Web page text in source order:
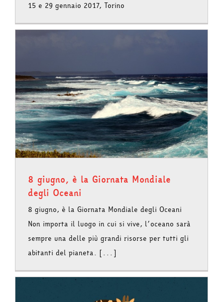
15 e 29 gennaio 2017, Torino
8 giugno, è la Giornata Mondiale
degli Oceani
8 giugno, è la Giornata Mondiale degli Oceani
Non importa il luogo in cui si vive, l’oceano sarà
sempre una delle più grandi risorse per tutti gli
abitanti del pianeta. [...]